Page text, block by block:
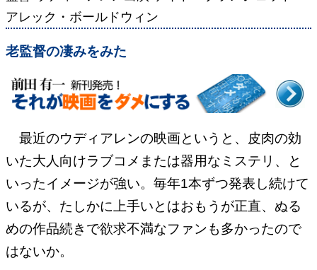
アレック・ボールドウィン
老監督の凄みをみた
最近のウディアレンの映画というと、皮肉の効
いた大人向けラブコメまたは器用なミステリ、と
いったイメージが強い。毎年1本ずつ発表し続けて
いるが、たしかに上手いとはおもうが正直、ぬる
めの作品続きで欲求不満なファンも多かったので
はないか。